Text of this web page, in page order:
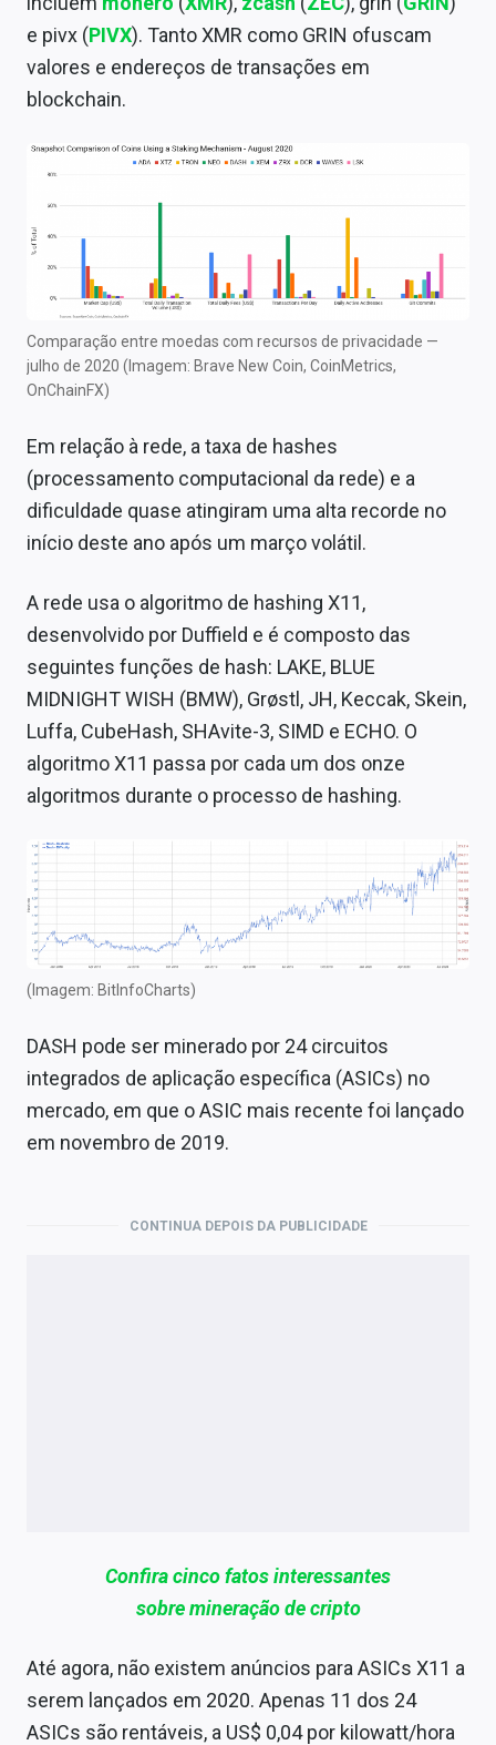
e pivx (PIVX). Tanto XMR como GRIN ofuscam
valores e endereços de transações em
blockchain.
Comparação entre moedas com recursos de privacidade —
julho de 2020 (Imagem: Brave New Coin, CoinMetrics,
OnChainFX)
Em relação à rede, a taxa de hashes
(processamento computacional da rede) e a
dificuldade quase atingiram uma alta recorde no
início deste ano após um março volátil.
A rede usa o algoritmo de hashing X11,
desenvolvido por Duffield e é composto das
seguintes funções de hash: LAKE, BLUE
MIDNIGHT WISH (BMW), Grøstl, JH, Keccak, Skein,
Luffa, CubeHash, SHAvite-3, SIMD e ECHO. O
algoritmo X11 passa por cada um dos onze
algoritmos durante o processo de hashing.
(Imagem: BitInfoCharts)
DASH pode ser minerado por 24 circuitos
integrados de aplicação específica (ASICs) no
mercado, em que o ASIC mais recente foi lançado
em novembro de 2019.
CONTINUA DEPOIS DA PUBLICIDADE
Confira cinco fatos interessantes
sobre mineração de cripto
Até agora, não existem anúncios para ASICs X11 a
serem lançados em 2020. Apenas 11 dos 24
ASICs são rentáveis, a US$ 0,04 por kilowatt/hora